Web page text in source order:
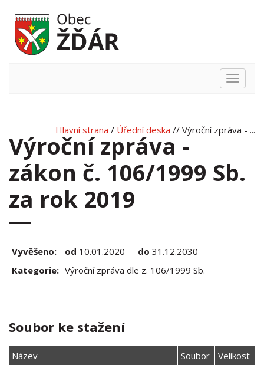
Hlavní
Hlavní strana / Úřední deska // Výroční zpráva - ...
Výroční zpráva -
zákon č. 106/1999 Sb.
za rok 2019
Vyvěšeno: od 10.01.2020 do 31.12.2030
Kategorie: Výroční zpráva dle z. 106/1999 Sb.
Soubor ke stažení
Název Soubor
Velikost